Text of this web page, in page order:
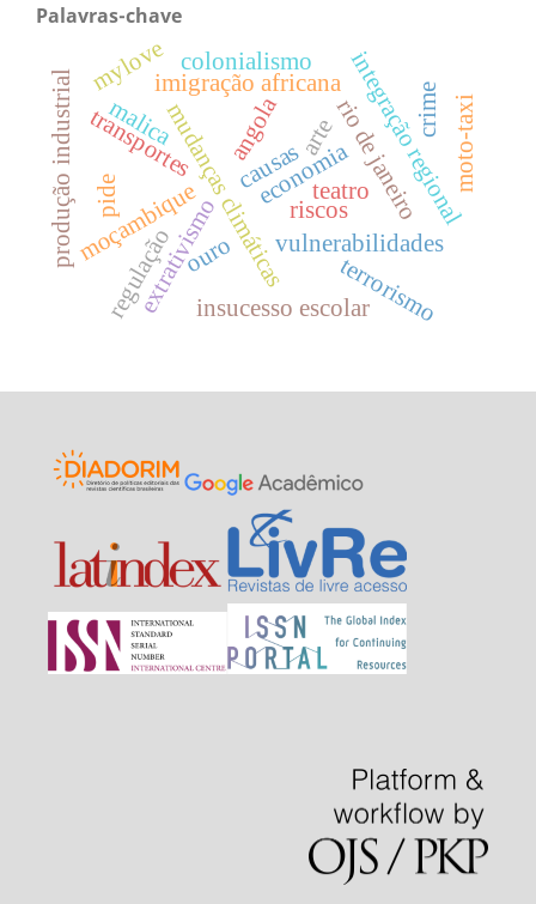
Palavras-chave
mudanças climáticasriscos
vulnerabilidades
economia
moçambique
transportes integração regional
imigração africana
rio de janeiro
angola arte
teatro
extrativismo
ouro
regulação insucesso escolar
causas
produção industrial pide
colonialismo
crime
terrorismo
malica moto-taxi
mylove